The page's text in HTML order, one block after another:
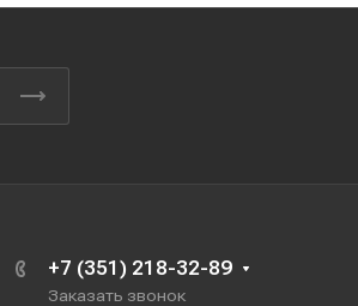
+7 (351) 218-32-89
Заказать звонок